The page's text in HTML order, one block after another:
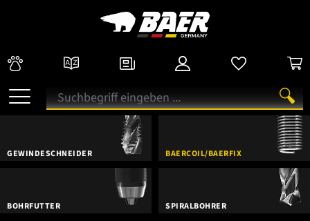
GEWINDESCHNEIDER BAERCOIL/BAERFIX
BOHRFUTTER SPIRALBOHRER